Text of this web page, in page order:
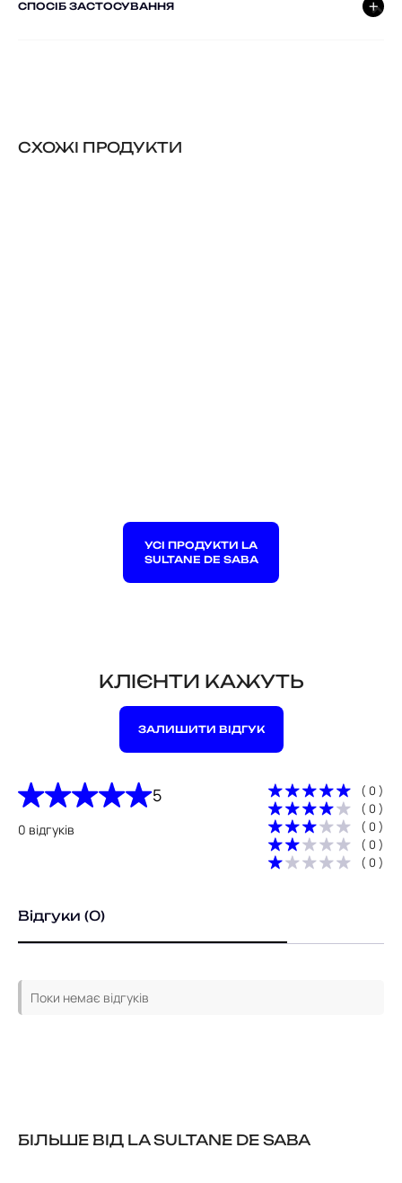
СПОСІБ ЗАСТОСУВАННЯ
CХОЖІ ПРОДУКТИ
УСІ ПРОДУКТИ LA
SULTANE DE SABA
КЛІЄНТИ КАЖУТЬ
ЗАЛИШИТИ ВІДГУК
5
0 відгуків
( 0 )
( 0 )
( 0 )
( 0 )
( 0 )
Відгуки (0)
Поки немає відгуків
БІЛЬШЕ ВІД LA SULTANE DE SABA